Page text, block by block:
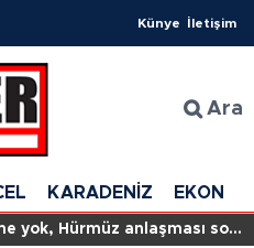
Künye İletişim
Ara
KARADENİZ
yok, Hürmüz anlaşması son